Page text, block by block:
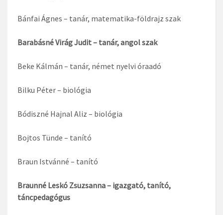
Bánfai Ágnes – tanár, matematika-földrajz szak
Barabásné Virág Judit – tanár, angol szak
Beke Kálmán – tanár, német nyelvi óraadó
Bilku Péter – biológia
Bódiszné Hajnal Aliz – biológia
Bojtos Tünde – tanító
Braun Istvánné – tanító
Braunné Leskó Zsuzsanna – igazgató, tanító,
táncpedagógus